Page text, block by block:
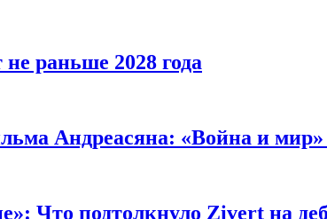
раньше 2028 года
Андреасяна: «Война и мир»
Что подтолкнуло Zivert на